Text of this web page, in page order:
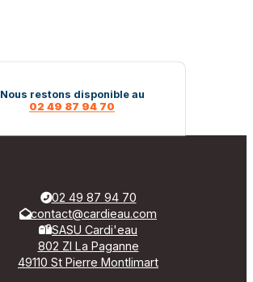
Nous restons disponible au
02 49 87 94 70
02 49 87 94 70
contact@cardieau.com
SASU Cardi'eau
802 ZI La Paganne
49110 St Pierre Montlimart